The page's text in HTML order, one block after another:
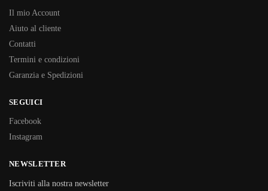
Il mio Account
Aiuto al cliente
Contatti
Termini e condizioni
Garanzia e Spedizioni
SEGUICI
Facebook
Instagram
NEWSLETTER
Iscriviti alla nostra newsletter